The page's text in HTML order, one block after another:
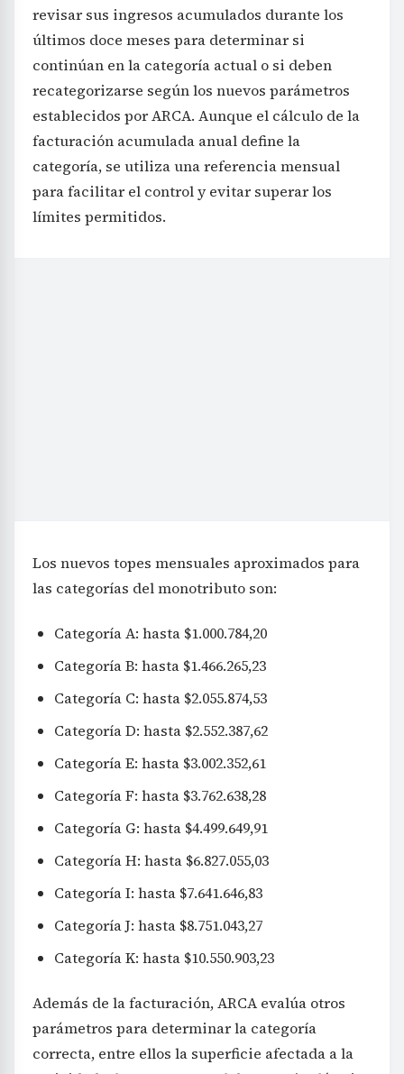
revisar sus ingresos acumulados durante los
últimos doce meses para determinar si
continúan en la categoría actual o si deben
recategorizarse según los nuevos parámetros
establecidos por ARCA. Aunque el cálculo de la
facturación acumulada anual define la
categoría, se utiliza una referencia mensual
para facilitar el control y evitar superar los
límites permitidos.
Los nuevos topes mensuales aproximados para
las categorías del monotributo son:
Categoría A: hasta $1.000.784,20
Categoría B: hasta $1.466.265,23
Categoría C: hasta $2.055.874,53
Categoría D: hasta $2.552.387,62
Categoría E: hasta $3.002.352,61
Categoría F: hasta $3.762.638,28
Categoría G: hasta $4.499.649,91
Categoría H: hasta $6.827.055,03
Categoría I: hasta $7.641.646,83
Categoría J: hasta $8.751.043,27
Categoría K: hasta $10.550.903,23
Además de la facturación, ARCA evalúa otros
parámetros para determinar la categoría
correcta, entre ellos la superficie afectada a la